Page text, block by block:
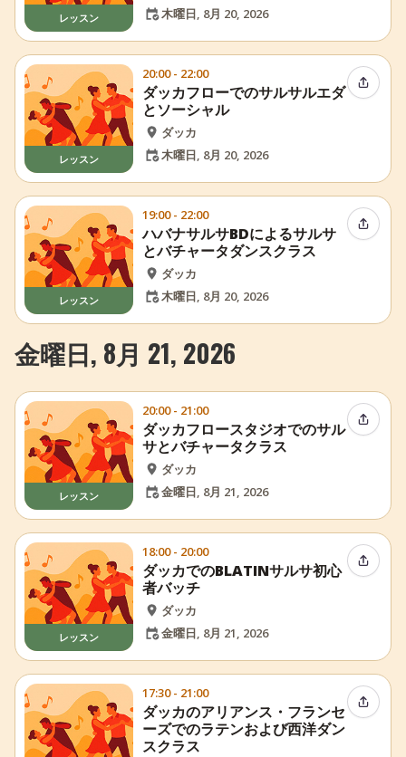
レッスン
木曜日, 8月 20, 2026
レッスン
20:00 - 22:00
ダッカフローでのサルサルエダ
とソーシャル
ダッカ
木曜日, 8月 20, 2026
イベン
レッスン
19:00 - 22:00
ハバナサルサBDによるサルサ
とバチャータダンスクラス
ダッカ
木曜日, 8月 20, 2026
イベン
金曜日, 8月 21, 2026
レッスン
20:00 - 21:00
ダッカフロースタジオでのサル
サとバチャータクラス
ダッカ
金曜日, 8月 21, 2026
イベン
レッスン
18:00 - 20:00
ダッカでのBLATINサルサ初心
者バッチ
ダッカ
金曜日, 8月 21, 2026
イベン
17:30 - 21:00
ダッカのアリアンス・フランセ
ーズでのラテンおよび西洋ダン
スクラス
イベン